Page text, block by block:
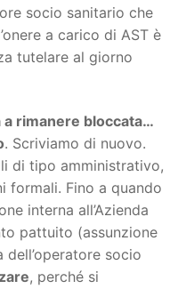
socio sanitario che
a carico di AST è
tutelare al giorno
a rimanere bloccata…
. Scriviamo di nuovo.
di tipo amministrativo,
formali. Fino a quando
interna all’Azienda
pattuito (assunzione
socio
, perché si